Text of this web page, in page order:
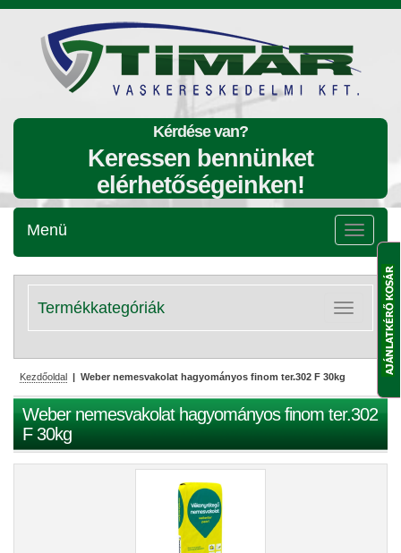
Kérdése van?
Keressen bennünket
elérhetőségeinken!
Menü
Menü
Kategóriák
lenyitása
Termékkategóriák
Kezdőoldal | Weber nemesvakolat hagyományos finom ter.302 F 30kg
Weber nemesvakolat hagyományos finom ter.302
F 30kg